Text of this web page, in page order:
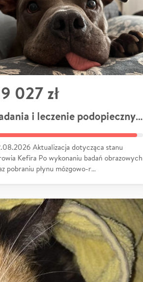
027 zł
Badania i leczenie podopiecznych
Aktualizacja dotycząca stanu
Kefira Po wykonaniu badań obrazowych
pobraniu płynu mózgowo-r…